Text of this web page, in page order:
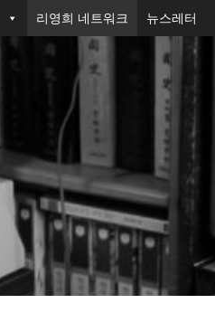
리영희 네트워크 뉴스레터